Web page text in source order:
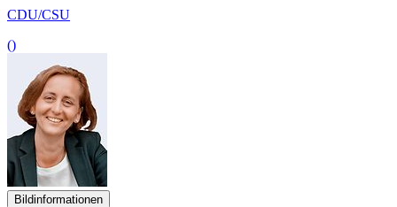
CDU/CSU
()
Bildinformationen